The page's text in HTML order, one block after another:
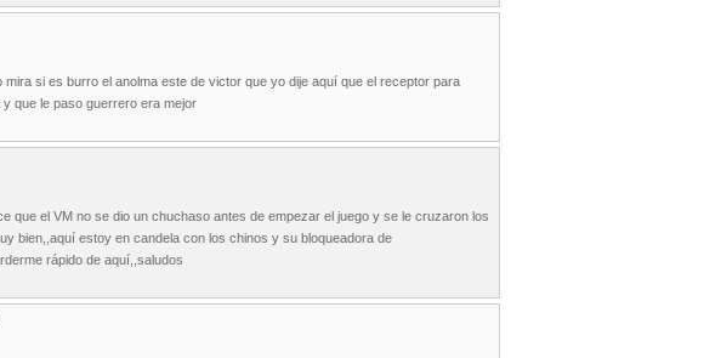
si es burro el anolma este de victor que yo dije aquí que el receptor para
que le paso guerrero era mejor
que el VM no se dio un chuchaso antes de empezar el juego y se le cruzaron los
bien,,aquí estoy en candela con los chinos y su bloqueadora de
rápido de aquí,,saludos